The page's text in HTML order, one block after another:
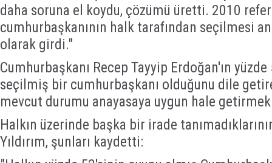
daha soruna el koydu, çözümü üretti. 2010
cumhurbaşkanının halk tarafından seçilmesi
olarak girdi."
Cumhurbaşkanı Recep Tayyip Erdoğan'ın
seçilmiş bir cumhurbaşkanı olduğunu dile
mevcut durumu anayasaya uygun hale
Halkın üzerinde başka bir irade
Yıldırım, şunları kaydetti: